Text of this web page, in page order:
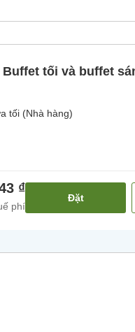
tối và buffet
tối (Nhà hàng)
₫
phí
Đặt